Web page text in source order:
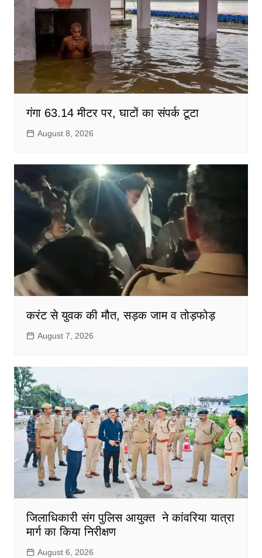
गंगा 63.14 मीटर पर, घाटों का संपर्क टूटा
August 8, 2026
करंट से युवक की मौत, सड़क जाम व तोड़फोड़
August 7, 2026
जिलाधिकारी संग पुलिस आयुक्त ने कांवरिया यात्रा
मार्ग का किया निरीक्षण
August 6, 2026